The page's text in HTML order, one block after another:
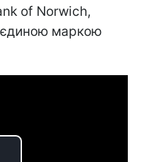
of Norwich,
єдиною маркою